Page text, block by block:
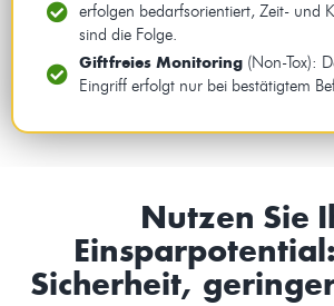
erfolgen bedarfsorientiert, Zeit- und
sind die Folge.
Giftfreies Monitoring(Non-Tox):
Eingriff erfolgt nur bei bestätigtem
Nutzen Sie
Sicherheit,